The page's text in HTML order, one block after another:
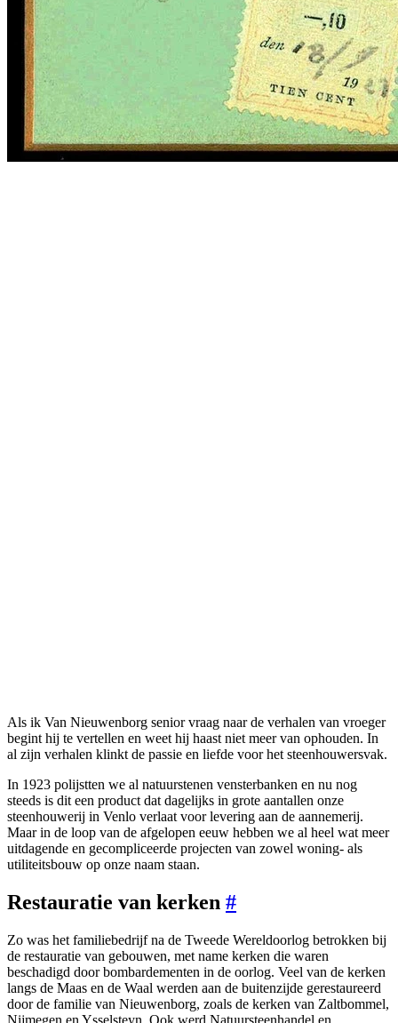
Als ik Van Nieuwenborg senior vraag naar de verhalen van vroeger
begint hij te vertellen en weet hij haast niet meer van ophouden. In
al zijn verhalen klinkt de passie en liefde voor het steenhouwersvak.
In 1923 polijstten we al natuurstenen vensterbanken en nu nog
steeds is dit een product dat dagelijks in grote aantallen onze
steenhouwerij in Venlo verlaat voor levering aan de aannemerij.
Maar in de loop van de afgelopen eeuw hebben we al heel wat meer
uitdagende en gecompliceerde projecten van zowel woning- als
utiliteitsbouw op onze naam staan.
Restauratie van kerken #
Zo was het familiebedrijf na de Tweede Wereldoorlog betrokken bij
de restauratie van gebouwen, met name kerken die waren
beschadigd door bombardementen in de oorlog. Veel van de kerken
langs de Maas en de Waal werden aan de buitenzijde gerestaureerd
door de familie van Nieuwenborg, zoals de kerken van Zaltbommel,